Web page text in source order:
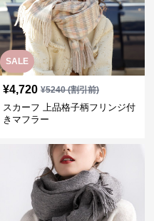
SALE
¥4,720 ¥5240(割引前)
スカーフ 上品格子柄フリンジ付
きマフラー